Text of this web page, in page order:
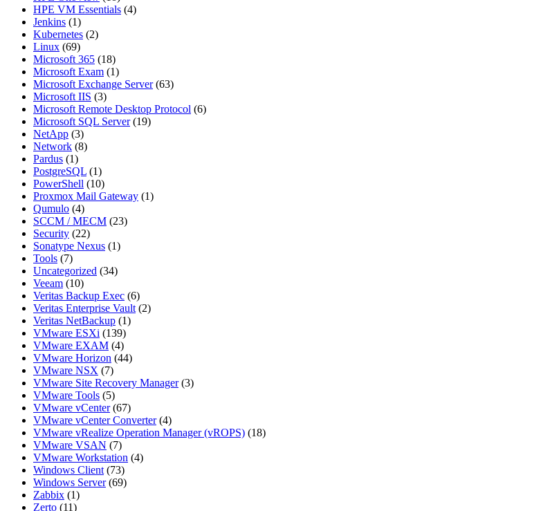
HPE VM Essentials (4)
Jenkins (1)
Kubernetes (2)
Linux (69)
Microsoft 365 (18)
Microsoft Exam (1)
Microsoft Exchange Server(63)
Microsoft IIS (3)
Microsoft Remote Desktop Protocol (6)
Microsoft SQL Server(19)
NetApp (3)
Network (8)
Pardus (1)
PostgreSQL (1)
PowerShell (10)
Proxmox Mail Gateway (1)
Qumulo (4)
SCCM / MECM (23)
Security (22)
Sonatype Nexus (1)
Tools (7)
Uncategorized (34)
Veeam (10)
Veritas Backup Exec (6)
Veritas Enterprise Vault (2)
Veritas NetBackup (1)
VMware ESXi (139)
VMware EXAM (4)
VMware Horizon (44)
VMware NSX (7)
VMware Site Recovery Manager(3)
VMware Tools (5)
VMware vCenter(67)
VMware vCenter Converter(4)
VMware vRealize Operation Manager (vROPS) (18)
VMware VSAN (7)
VMware Workstation (4)
Windows Client (73)
Windows Server(69)
Zabbix (1)
Zerto (11)